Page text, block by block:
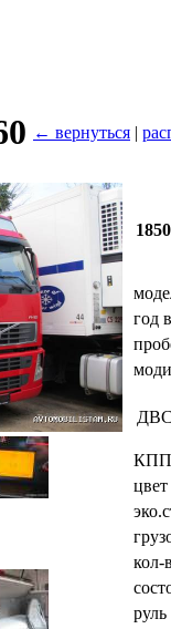
← вернуться |
год
КПП
цвет
кол-
руль